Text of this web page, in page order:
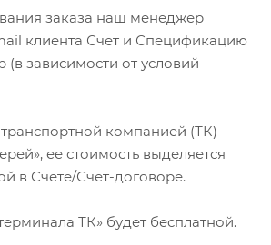
заказа наш менеджер
клиента Счет и Спецификацию
(в зависимости от условий
транспортной компанией (ТК)
ее стоимость выделяется
в Счете/Счет-договоре.
ТК» будет бесплатной.